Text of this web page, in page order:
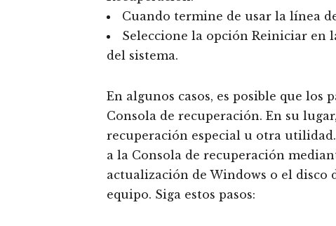
Cuando termine de usar la línea
Seleccione la opción Reiniciar en
del sistema.
En algunos casos, es posible que los
Consola de recuperación. En su
recuperación especial u otra
a la Consola de recuperación
actualización de Windows o el disco
equipo. Siga estos pasos: